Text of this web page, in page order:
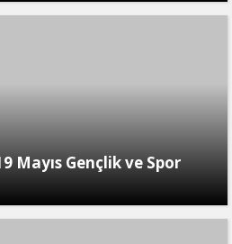
Mayıs Gençlik ve Spor